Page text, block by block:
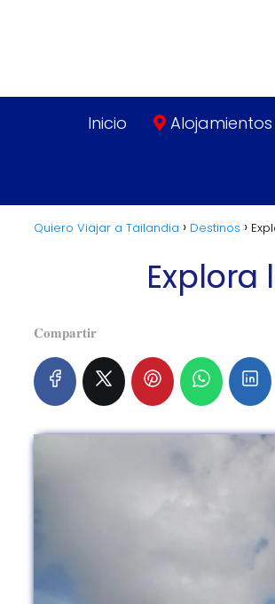
Inicio Alojamientos
Quiero Viajar a Tailandia Destinos
Explora
𝐂𝐨𝐦𝐩𝐚𝐫𝐭𝐢𝐫